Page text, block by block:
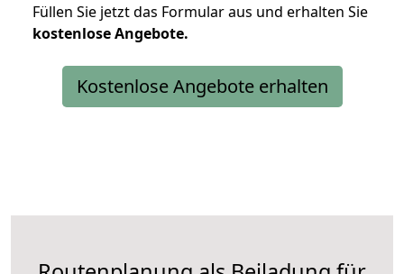
Füllen Sie jetzt das Formular aus und erhalten Sie
kostenloseAngebote.
Kostenlose Angebote erhalten